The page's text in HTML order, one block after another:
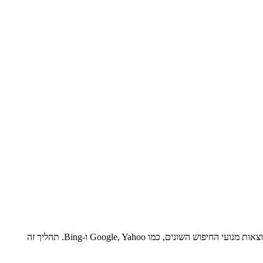
אופטימיזציה למנועי חיפוש, ידועה גם בשם SEO (Search Engine Optimization), היא סט של שיטות שמטרתן לשפר את הדירוג של אתר אינטרנט בתוצאות מנועי החיפוש השונים, כמו Google, Yahoo ו-Bing. תהליך זה